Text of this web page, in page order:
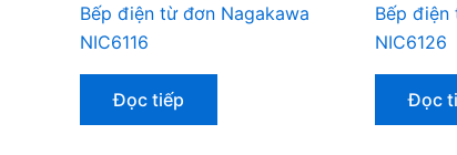
Bếp điện từ đơn Nagakawa
NIC6116
Đọc tiếp
Bếp điện
NIC6126
Đọc